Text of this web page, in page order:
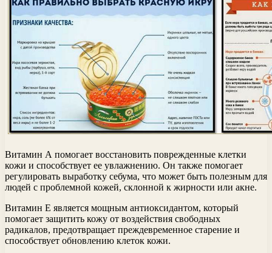
Витамин А помогает восстановить поврежденные клетки
кожи и способствует ее увлажнению. Он также помогает
регулировать выработку себума, что может быть полезным для
людей с проблемной кожей, склонной к жирности или акне.
Витамин Е является мощным антиоксидантом, который
помогает защитить кожу от воздействия свободных
радикалов, предотвращает преждевременное старение и
способствует обновлению клеток кожи.